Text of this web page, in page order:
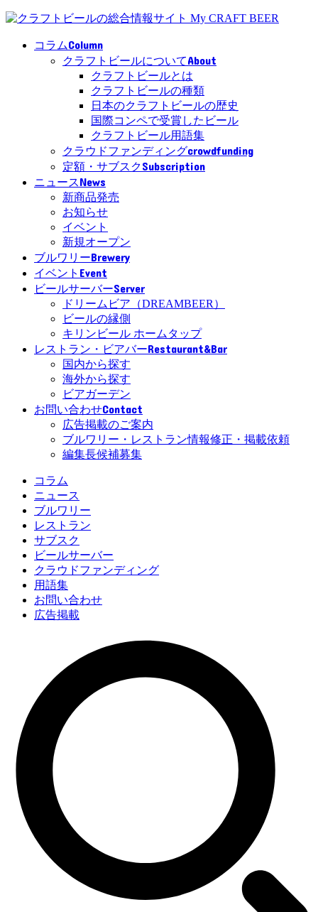
コラムColumn
クラフトビールについてAbout
クラフトビールとは
クラフトビールの種類
日本のクラフトビールの歴史
国際コンペで受賞したビール
クラフトビール用語集
クラウドファンディングcrowdfunding
定額・サブスクSubscription
ニュースNews
新商品発売
お知らせ
イベント
新規オープン
ブルワリーBrewery
イベント Event
ビールサーバーServer
ドリームビア（DREAMBEER）
ビールの縁側
キリンビール ホームタップ
レストラン・ビアバーRestaurant&Bar
国内から探す
海外から探す
ビアガーデン
お問い合わせContact
広告掲載のご案内
ブルワリー・レストラン情報修正・掲載依頼
編集長候補募集
コラム
ニュース
ブルワリー
レストラン
サブスク
ビールサーバー
クラウドファンディング
用語集
お問い合わせ
広告掲載